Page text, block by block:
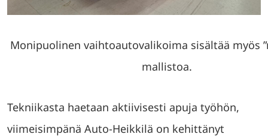
Monipuolinen vaihtoautovalikoima sisältää myös
mallistoa.
Tekniikasta haetaan aktiivisesti apuja työhön,
viimeisimpänä Auto-Heikkilä on kehittänyt